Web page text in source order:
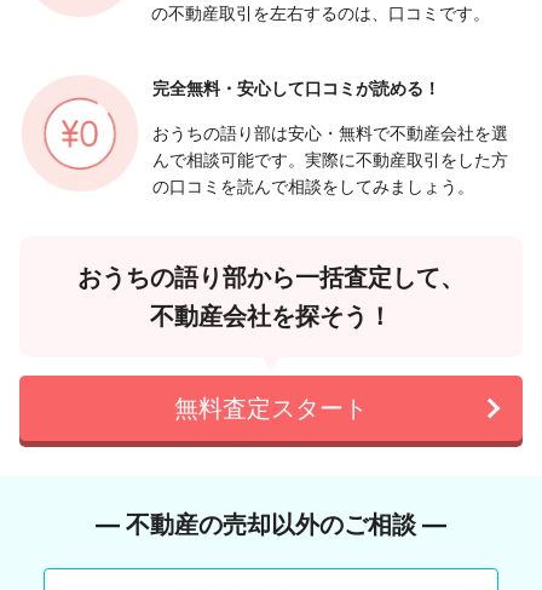
の不動産取引を左右するのは、口コミです。
完全無料・安心して口コミが読める！
おうちの語り部は安心・無料で不動産会社を選
んで相談可能です。実際に不動産取引をした方
の口コミを読んで相談をしてみましょう。
おうちの語り部から一括査定して、
不動産会社を探そう！
無料査定スタート
― 不動産の売却以外のご相談 ―